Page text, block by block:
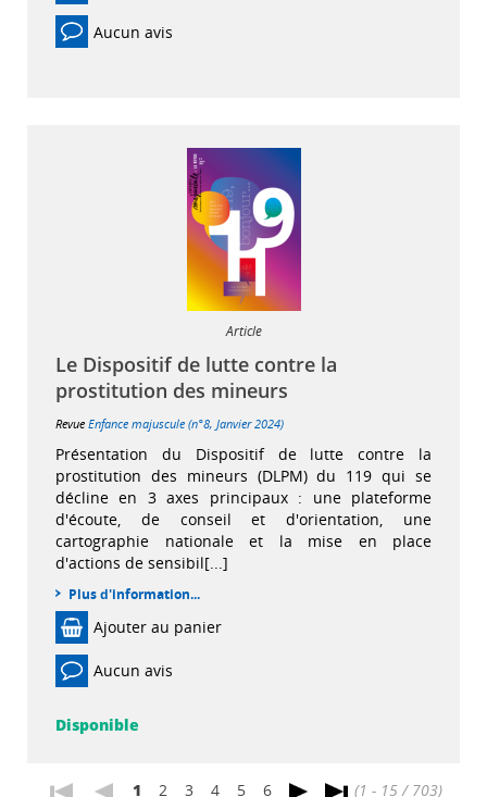
Aucun avis
Article
Le Dispositif de lutte contre la
prostitution des mineurs
Revue Enfance majuscule (n°8, Janvier 2024)
Présentation du Dispositif de lutte contre la
prostitution des mineurs (DLPM) du 119 qui se
décline en 3 axes principaux : une plateforme
d'écoute, de conseil et d'orientation, une
cartographie nationale et la mise en place
d'actions de sensibil[...]
Plus d'information...
Ajouter au panier
Aucun avis
Disponible
1 2 3 4 5 6
(1 - 15 / 703)